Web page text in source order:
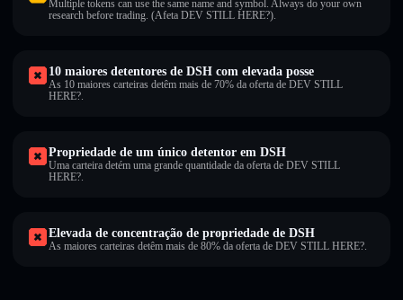
Multiple tokens can use the same name and symbol. Always do your own
research before trading. (Afeta DEV STILL HERE?).
10 maiores detentores de DSH com elevada posse
As 10 maiores carteiras detêm mais de 70% da oferta de DEV STILL
HERE?.
Propriedade de um único detentor em DSH
Uma carteira detém uma grande quantidade da oferta de DEV STILL
HERE?.
Elevada de concentração de propriedade de DSH
As maiores carteiras detêm mais de 80% da oferta de DEV STILL HERE?.